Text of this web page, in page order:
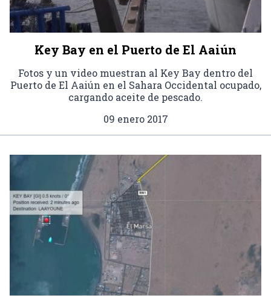
Key Bay en el Puerto de El Aaiún
Fotos y un video muestran al Key Bay dentro del
Puerto de El Aaiún en el Sahara Occidental ocupado,
cargando aceite de pescado.
09 enero 2017